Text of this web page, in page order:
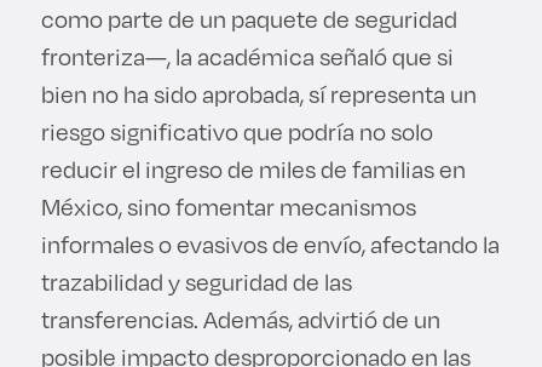
como parte de un paquete de seguridad
fronteriza—, la académica señaló que si
bien no ha sido aprobada, sí representa un
riesgo significativo que podría no solo
reducir el ingreso de miles de familias en
México, sino fomentar mecanismos
informales o evasivos de envío, afectando la
trazabilidad y seguridad de las
transferencias. Además, advirtió de un
posible impacto desproporcionado en las